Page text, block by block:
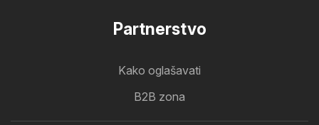
Partnerstvo
Kako oglašavati
B2B zona